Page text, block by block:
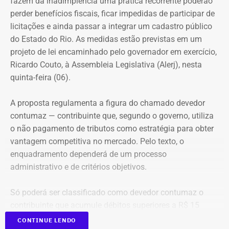
demanda real do cotidiano feminino. O principal gatilho
que muitas sentem é a constatação do medo. Por isso, os
treinamentos vão além dos socos. O foco principal é a
consciência situacional e a capacidade de reação rápida
antes mesmo que o contato físico aconteça”, comenta.
Evolução do patrimônio declarado por Fred Pacheco à Justiça Eleitoral
entre 2012 e 2026, em valores nominais e corrigidos pela inflação (IPCA) –
Tabela: Imagem gerada por IA
Apesar da recuperação, o valor ainda está 16,3% abaixo,
Quando a comparação é feita em valores corrigidos pela
inflação, a diferença chega a 30,1%.
Patrimônio de Fred Pacheco é
composto em sua maioria por
concentrada em imóveis. O deputado informou possuir
perder benefícios fiscais, ficar impedidas de participar de
licitações e ainda passar a integrar um cadastro público
do Estado do Rio. As medidas estão previstas em um
projeto de lei encaminhado pelo governador em exercício,
Ricardo Couto, à Assembleia Legislativa (Alerj), nesta
quinta-feira (06).
A proposta regulamenta a figura do chamado devedor
contumaz — contribuinte que, segundo o governo, utiliza
o não pagamento de tributos como estratégia para obter
vantagem competitiva no mercado. Pelo texto, o
enquadramento dependerá de um processo
administrativo e de critérios objetivos.
Só poderá ser classificado como devedor contumaz o
milhões, em valor superior ao patrimônio conhecido, além
CONTINUE LENDO